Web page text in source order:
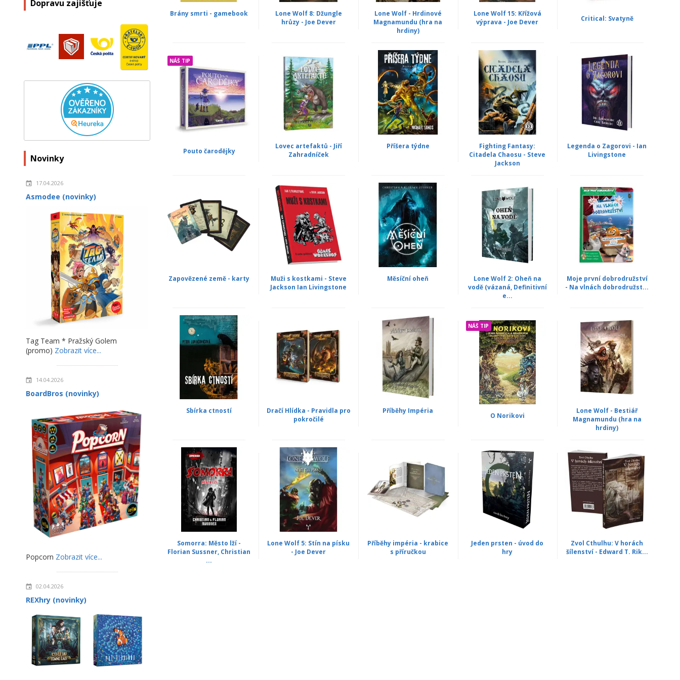
Dopravu zajišťuje
Novinky
17.04.2026
Asmodee (novinky)
Tag Team * Pražský Golem
(promo) Zobrazit více...
14.04.2026
BoardBros (novinky)
Popcorn Zobrazit více...
02.04.2026
REXhry (novinky)
Brány smrti - gamebook
Lone Wolf 8: Džungle
hrůzy - Joe Dever
Lone Wolf - Hrdinové
Magnamundu (hra na
hrdiny)
Lone Wolf 15: Křížová
výprava - Joe Dever
Critical: Svatyně
NÁŠ TIP
Pouto čarodějky
Lovec artefaktů - Jiří
Zahradníček
Příšera týdne
Fighting Fantasy:
Citadela Chaosu - Steve
Jackson
Legenda o Zagorovi - Ian
Livingstone
Zapovězené země - karty
Muži s kostkami - Steve
Jackson Ian Livingstone
Měsíční oheň
Lone Wolf 2: Oheň na
vodě (vázaná, Definitivní
e...
Moje první dobrodružství
- Na vlnách dobrodružst...
Sbírka ctností
Dračí Hlídka - Pravidla pro
pokročilé
Příběhy Impéria
NÁŠ TIP
O Norikovi
Lone Wolf - Bestiář
Magnamundu (hra na
hrdiny)
Somorra: Město lží -
Florian Sussner, Christian
...
Lone Wolf 5: Stín na písku
- Joe Dever
Příběhy impéria - krabice
s příručkou
Jeden prsten - úvod do
hry
Zvol Cthulhu: V horách
šílenství - Edward T. Rik...